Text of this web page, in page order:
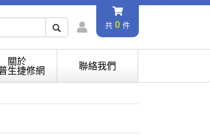
共 0 件
關於
生捷修網 聯絡我們